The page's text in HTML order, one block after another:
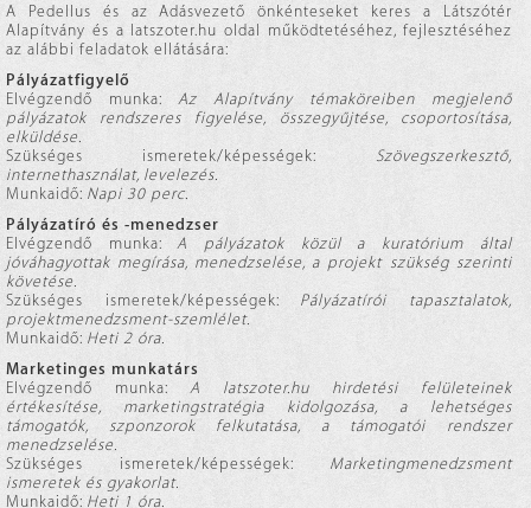
A Pedellus és az Adásvezető önkénteseket keres a Látszótér
Alapítvány és a latszoter.hu oldal működtetéséhez, fejlesztéséhez
az alábbi feladatok ellátására:
Pályázatfigyelő
Elvégzendő munka: Az Alapítvány témaköreiben megjelenő
pályázatok rendszeres figyelése, összegyűjtése, csoportosítása,
elküldése.
Szükséges ismeretek/képességek:
Szövegszerkesztő,
internethasználat, levelezés.
Munkaidő: Napi 30 perc.
Pályázatíró és -menedzser
Elvégzendő munka: A pályázatok közül a kuratórium által
jóváhagyottak megírása, menedzselése, a projekt szükség szerinti
követése.
Szükséges ismeretek/képességek: Pályázatírói tapasztalatok,
projektmenedzsment-szemlélet.
Munkaidő: Heti 2 óra.
Marketinges munkatárs
Elvégzendő munka: A latszoter.hu hirdetési felületeinek
értékesítése, marketingstratégia kidolgozása, a lehetséges
támogatók, szponzorok felkutatása, a támogatói rendszer
menedzselése.
Szükséges ismeretek/képességek: Marketingmenedzsment
ismeretek és gyakorlat.
Munkaidő: Heti 1 óra.